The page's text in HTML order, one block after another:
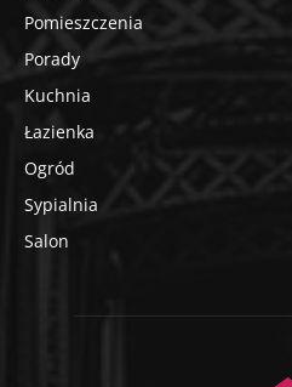
Pomieszczenia
Porady
Kuchnia
Łazienka
Ogród
Sypialnia
Salon